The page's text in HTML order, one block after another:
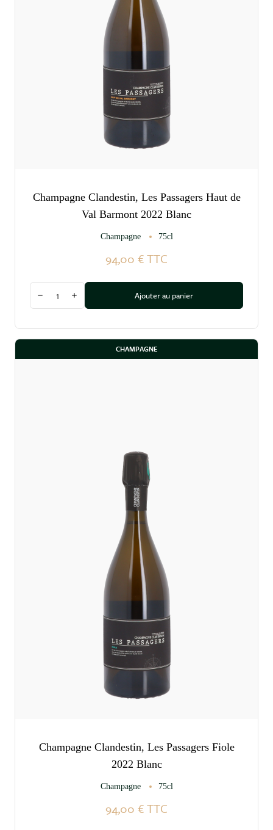
Champagne Clandestin, Les Passagers Haut de
Val Barmont 2022 Blanc
Champagne 75cl
94,00 €TTC
Diminuer la quantité
Augmenter la quantitéAjouter au panier
CHAMPAGNE
Champagne Clandestin, Les Passagers Fiole
2022 Blanc
Champagne 75cl
94,00 €TTC